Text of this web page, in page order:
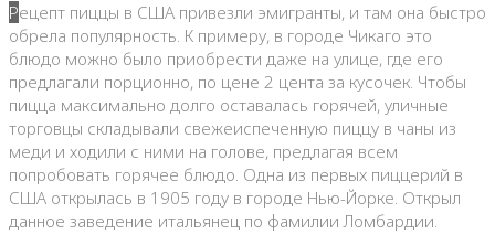
Рецепт пиццы в США привезли эмигранты, и там она быстро
обрела популярность. К примеру, в городе Чикаго это
блюдо можно было приобрести даже на улице, где его
предлагали порционно, по цене 2 цента за кусочек. Чтобы
пицца максимально долго оставалась горячей, уличные
торговцы складывали свежеиспеченную пиццу в чаны из
меди и ходили с ними на голове, предлагая всем
попробовать горячее блюдо. Одна из первых пиццерий в
США открылась в 1905 году в городе Нью-Йорке. Открыл
данное заведение итальянец по фамилии Ломбардии.